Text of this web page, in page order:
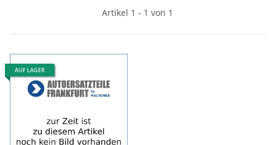
Artikel 1 - 1 von 1
AUF LAGER